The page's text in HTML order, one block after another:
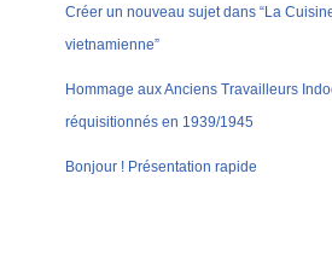
Créer un nouveau sujet dans “La
vietnamienne”
Hommage aux Anciens Travailleurs
réquisitionnés en 1939/1945
Bonjour ! Présentation rapide